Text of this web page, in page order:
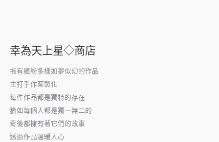
幸為天上星◇商店
擁有繽紛多樣如夢似幻的作品
主打手作客製化
每件作品都是獨特的存在
猶如每個人都是獨一無二的
背後都擁有著它們的故事
透過作品溫暖人心